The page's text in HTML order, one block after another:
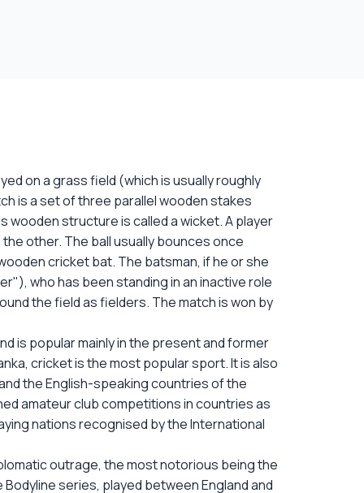
on a grass field (which is usually roughly
is a set of three parallel wooden stakes
wooden structure is called a wicket. A player
other. The ball usually bounces once
cricket bat. The batsman, if he or she
who has been standing in an inactive role
the field as fielders. The match is won by
is popular mainly in the present and former
cricket is the most popular sport. It is also
the English-speaking countries of the
amateur club competitions in countries as
nations recognised by the International
outrage, the most notorious being the
series, played between England and